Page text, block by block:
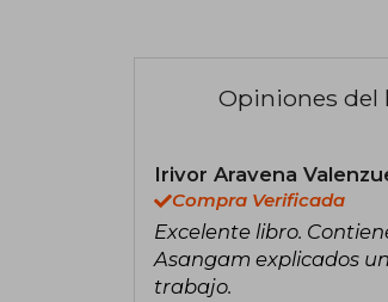
Opiniones del
Irivor Aravena
Compra Verificada
Excelente libro.
Asangam explicados
trabajo.